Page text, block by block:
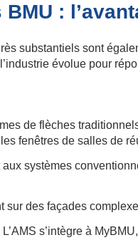
:
substantiels sont
évolue pour
de flèches
fenêtres de salles de
systèmes
des façades
L’AMS s’intègre à